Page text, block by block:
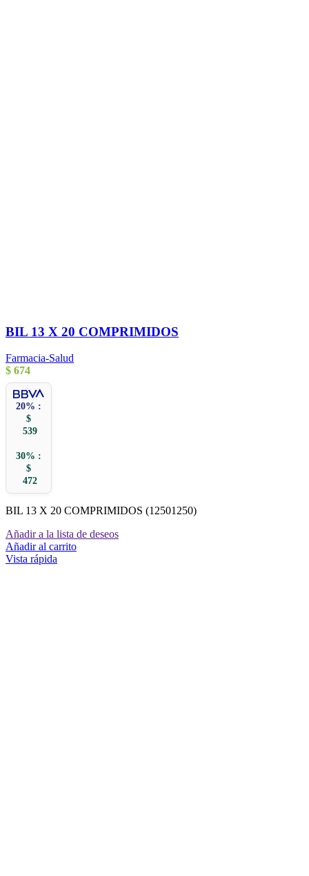
BIL 13 X 20 COMPRIMIDOS
Farmacia-Salud
$ 674
20% :
$
539
30% :
$
472
BIL 13 X 20 COMPRIMIDOS (12501250)
Añadir a la lista de deseos
Añadir al carrito
Vista rápida